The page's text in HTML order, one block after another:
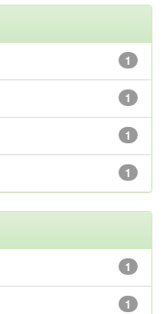
1
1
1
1
1
1